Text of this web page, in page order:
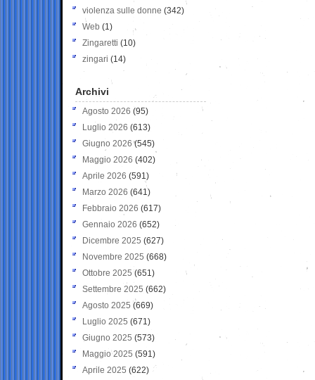
violenza sulle donne (342)
Web (1)
Zingaretti (10)
zingari (14)
Archivi
Agosto 2026 (95)
Luglio 2026 (613)
Giugno 2026 (545)
Maggio 2026 (402)
Aprile 2026 (591)
Marzo 2026 (641)
Febbraio 2026 (617)
Gennaio 2026 (652)
Dicembre 2025 (627)
Novembre 2025 (668)
Ottobre 2025 (651)
Settembre 2025 (662)
Agosto 2025 (669)
Luglio 2025 (671)
Giugno 2025 (573)
Maggio 2025 (591)
Aprile 2025 (622)